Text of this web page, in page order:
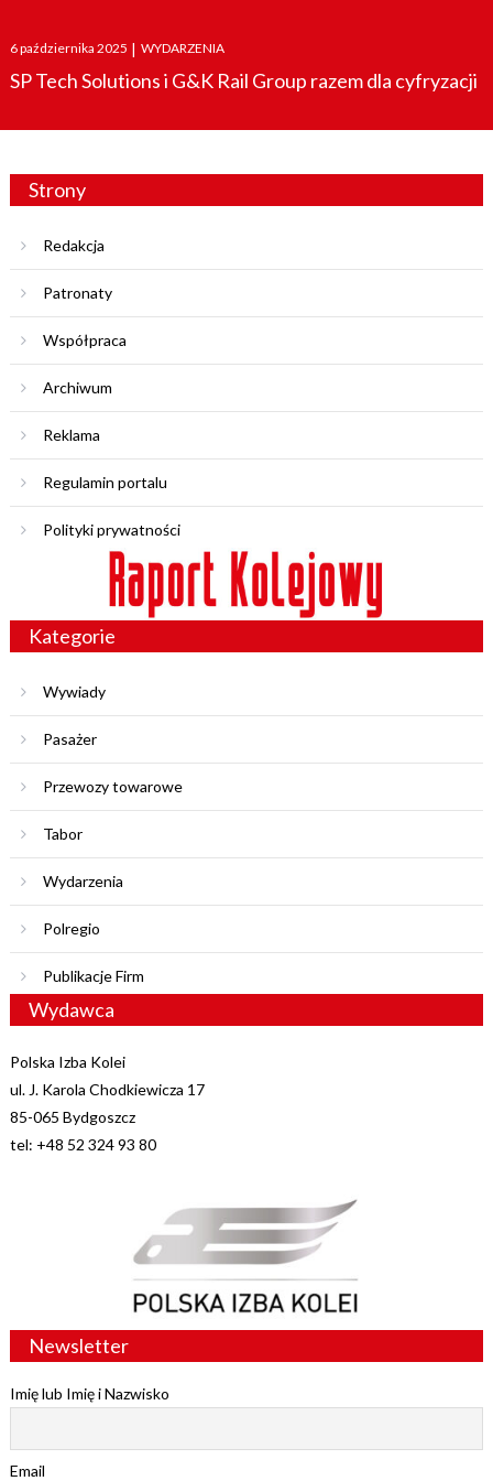
Posted
on
6 października 2025 | WYDARZENIA
SP Tech Solutions i G&K Rail Group razem dla cyfryzacji
Strony
Redakcja
Patronaty
Współpraca
Archiwum
Reklama
Regulamin portalu
Polityki prywatności
Kategorie
Wywiady
Pasażer
Przewozy towarowe
Tabor
Wydarzenia
Polregio
Publikacje Firm
Wydawca
Polska Izba Kolei
ul. J. Karola Chodkiewicza 17
85-065 Bydgoszcz
tel: +48 52 324 93 80
Newsletter
Imię lub Imię i Nazwisko
Email